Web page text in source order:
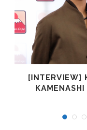
[INTERVIEW]